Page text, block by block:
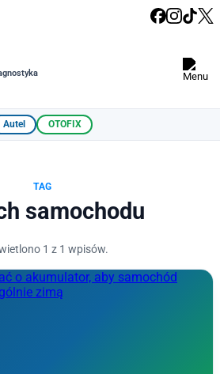
Autel OTOFIX
TAG
samochodu
1 z 1 wpisów.